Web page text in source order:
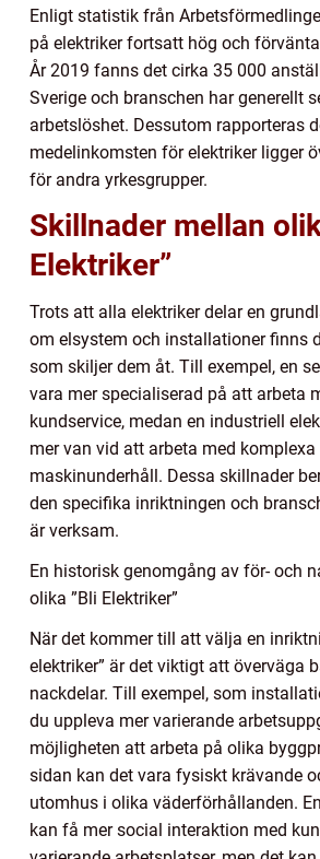
Enligt statistik från
på elektriker fortsatt hög och
År 2019 fanns det cirka 35 000
Sverige och branschen har generellt
arbetslöshet. Dessutom rapporteras
medelinkomsten för elektriker ligger
för andra yrkesgrupper.
Skillnader mellan
Elektriker”
Trots att alla elektriker delar en
om elsystem och installationer finns
som skiljer dem åt. Till exempel, en
vara mer specialiserad på att arbeta
kundservice, medan en industriell
mer van vid att arbeta med
maskinunderhåll. Dessa skillnader
den specifika inriktningen och
är verksam.
En historisk genomgång av för- och
olika ”Bli Elektriker”
När det kommer till att välja en
elektriker” är det viktigt att överväga
nackdelar. Till exempel, som
du uppleva mer varierande
möjligheten att arbeta på olika
sidan kan det vara fysiskt krävande
utomhus i olika väderförhållanden.
kan få mer social interaktion med